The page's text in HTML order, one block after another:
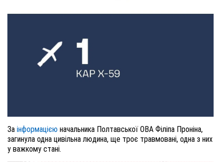
За інформацією начальника Полтавської ОВА Філіпа Проніна,
загинула одна цивільна людина, ще троє травмовані, одна з них
у важкому стані.